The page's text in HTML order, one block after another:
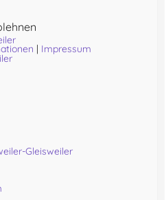
Gleisweiler
| Impressum